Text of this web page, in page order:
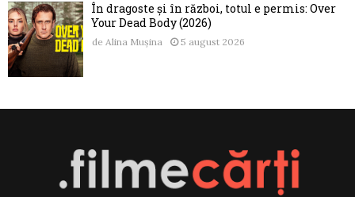
În dragoste și în război, totul e permis: Over
Your Dead Body (2026)
de Alina Mușina 5 august 2026